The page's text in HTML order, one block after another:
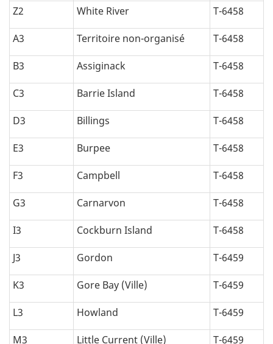
Z2 White River T-6458
A3 Territoire non-organisé T-6458
B3 Assiginack T-6458
C3 Barrie Island T-6458
D3 Billings T-6458
E3 Burpee T-6458
F3 Campbell T-6458
G3 Carnarvon T-6458
I3 Cockburn Island T-6458
J3 Gordon T-6459
K3 Gore Bay (Ville) T-6459
L3 Howland T-6459
M3 Little Current (Ville) T-6459